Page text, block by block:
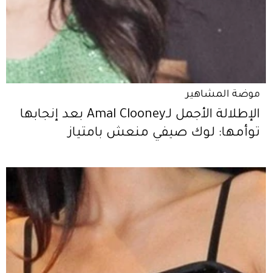
موضة المشاهير
الإطلالة الأجمل لـAmal Clooney بعد إنجابها
توأمها: لوك صيفي منعش بامتياز